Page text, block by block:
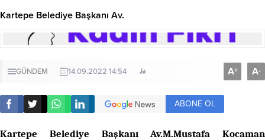
Kartepe Belediye Başkanı Av.
GÜNDEM 14.09.2022 14:54 A+ A-
ABONE OL
Kartepe Belediye Başkanı Av.M.Mustafa Kocaman